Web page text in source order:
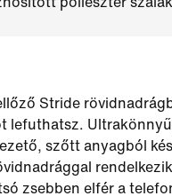
Stride
lefuthatsz.
szőtt anyagból
zsebben elfér a